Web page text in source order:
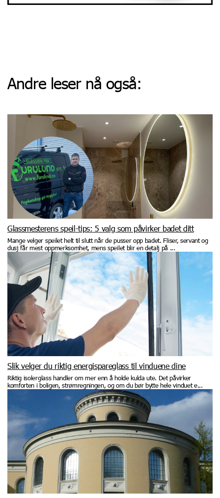
Andre leser nå også:
Glassmesterens speil-tips: 5 valg som påvirker badet ditt
Mange velger speilet helt til slutt når de pusser opp badet. Fliser, servant og
dusj får mest oppmerksomhet, mens speilet blir en detalj på ...
Slik velger du riktig energispareglass til vinduene dine
Riktig isolerglass handler om mer enn å holde kulda ute. Det påvirker
komforten i boligen, strømregningen, og om du bør bytte hele vinduet e...